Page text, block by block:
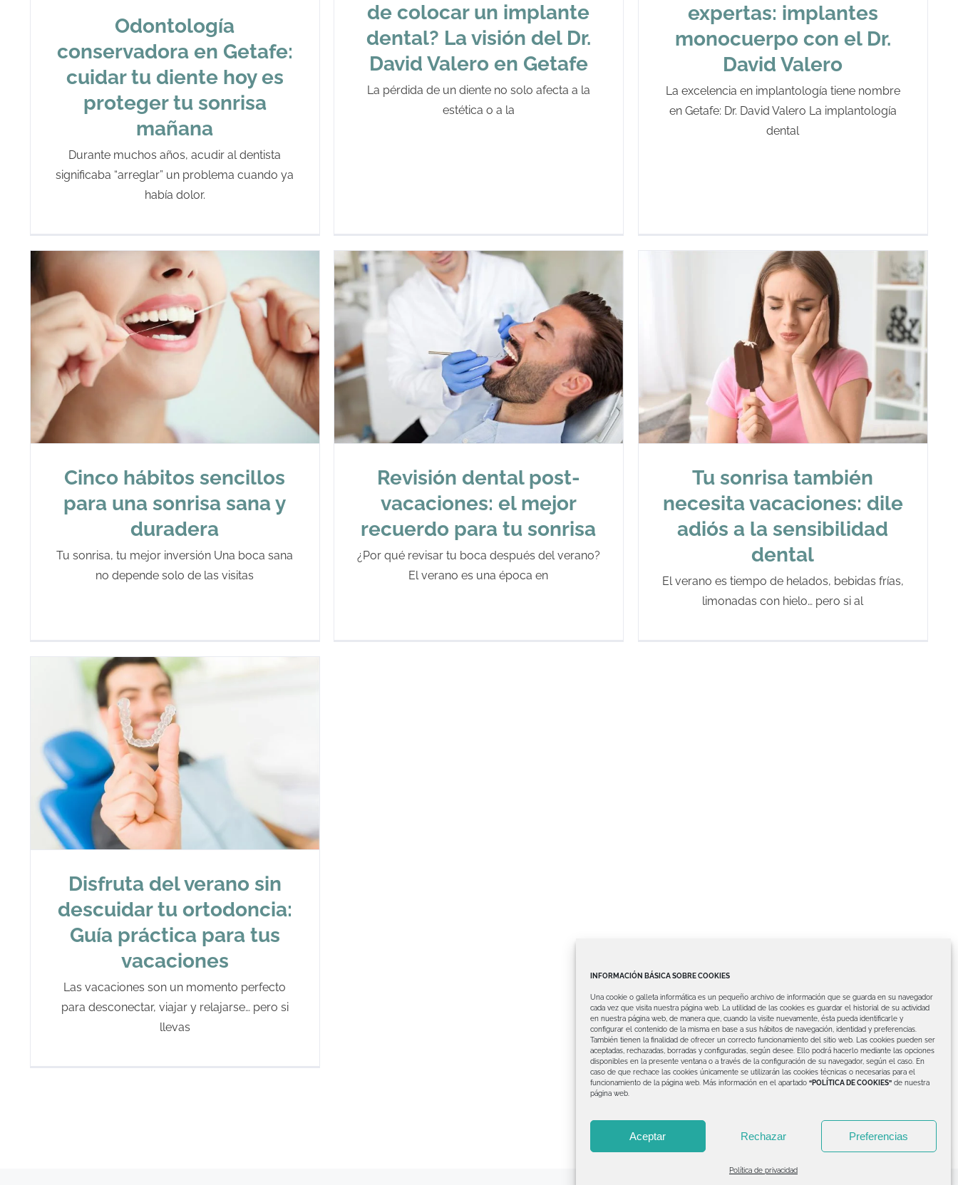
INFORMACIÓN BÁSICA SOBRE COOKIES
Una cookie o galleta informática es un pequeño archivo de información que se guarda en su navegador
cada vez que visita nuestra página web.
La utilidad de las cookies es guardar el historial de su actividad
en nuestra página web, de manera que, cuando la visite nuevamente, ésta pueda identificarle y
configurar el contenido de la misma en base a sus hábitos de navegación, identidad y preferencias.
También tienen la finalidad de ofrecer un correcto funcionamiento del sitio web.
Las cookies pueden ser
aceptadas, rechazadas, borradas y configuradas, según desee. Ello podrá hacerlo mediante las opciones
disponibles en la presente ventana o a través de la configuración de su navegador, según el caso. En
caso de que rechace las cookies únicamente se utilizarán las cookies técnicas o necesarias para el
funcionamiento de la página web. Más información en el apartado “POLÍTICA DE COOKIES” de nuestra
página web.
Aceptar Rechazar Preferencias
Política de privacidad
Odontología
conservadora en Getafe:
cuidar tu diente hoy es
proteger tu sonrisa
mañana
Durante muchos años, acudir al dentista
significaba “arreglar” un problema cuando ya
había dolor.
de colocar un implante
dental? La visión del Dr.
David Valero en Getafe
La pérdida de un diente no solo afecta a la
estética o a la
expertas: implantes
monocuerpo con el Dr.
David Valero
La excelencia en implantología tiene nombre
en Getafe: Dr. David Valero La implantología
dental
Cinco hábitos sencillos
para una sonrisa sana y
duradera
Tu sonrisa, tu mejor inversión Una boca sana
no depende solo de las visitas
Revisión dental post-
vacaciones: el mejor
recuerdo para tu sonrisa
¿Por qué revisar tu boca después del verano?
El verano es una época en
Tu sonrisa también
necesita vacaciones: dile
adiós a la sensibilidad
dental
El verano es tiempo de helados, bebidas frías,
limonadas con hielo… pero si al
Disfruta del verano sin
descuidar tu ortodoncia:
Guía práctica para tus
vacaciones
Las vacaciones son un momento perfecto
para desconectar, viajar y relajarse… pero si
llevas
1 2 Siguiente